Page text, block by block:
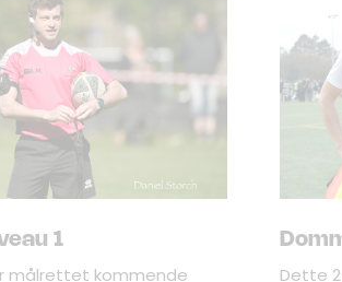
1
målrettet kommende
Dette